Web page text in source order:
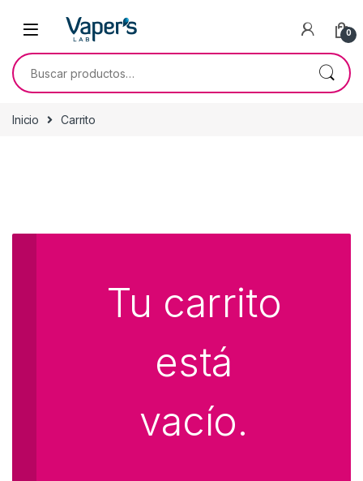
0
Inicio Carrito
Tu carrito
está
vacío.